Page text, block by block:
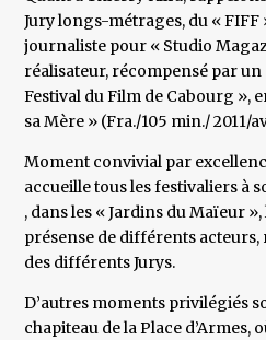
Jury longs-métrages, du « FIFF
journaliste pour « Studio
réalisateur, récompensé par un
Festival du Film de Cabourg »,
sa Mère » (Fra./105 min./ 2011/
Moment convivial par
accueille tous les festivaliers à
, dans les « Jardins du Maïeur »,
présense de différents
des différents Jurys.
D’autres moments privilégiés
chapiteau de la Place